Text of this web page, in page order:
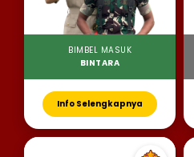
BIMBEL MASUK
BINTARA
Info Selengkapnya